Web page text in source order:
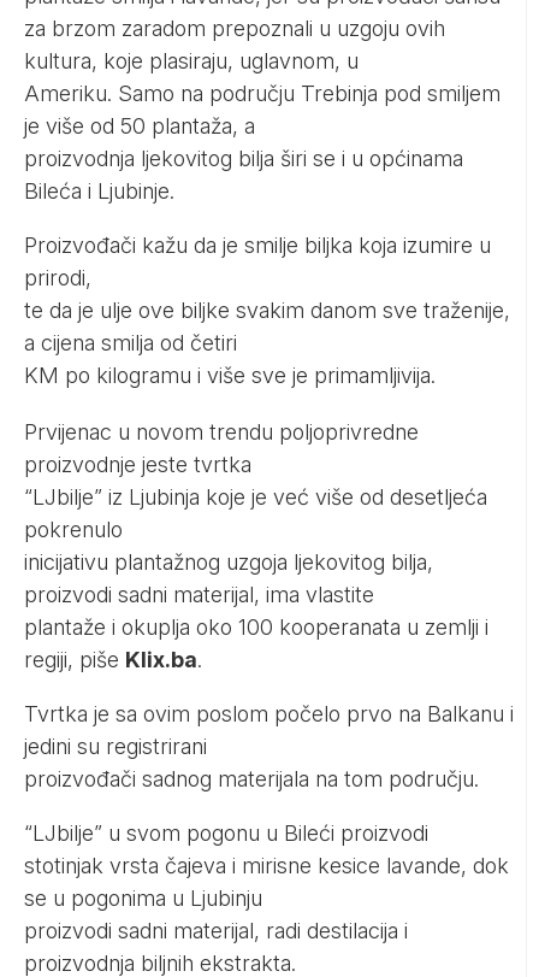
za brzom zaradom prepoznali u uzgoju ovih
kultura, koje plasiraju, uglavnom, u
Ameriku. Samo na području Trebinja pod smiljem
je više od 50 plantaža, a
proizvodnja ljekovitog bilja širi se i u općinama
Bileća i Ljubinje.
Proizvođači kažu da je smilje biljka koja izumire u
prirodi,
te da je ulje ove biljke svakim danom sve traženije,
a cijena smilja od četiri
KM po kilogramu i više sve je primamljivija.
Prvijenac u novom trendu poljoprivredne
proizvodnje jeste tvrtka
“LJbilje” iz Ljubinja koje je već više od desetljeća
pokrenulo
inicijativu plantažnog uzgoja ljekovitog bilja,
proizvodi sadni materijal, ima vlastite
plantaže i okuplja oko 100 kooperanata u zemlji i
regiji, piše Klix.ba.
Tvrtka je sa ovim poslom počelo prvo na Balkanu i
jedini su registrirani
proizvođači sadnog materijala na tom području.
“LJbilje” u svom pogonu u Bileći proizvodi
stotinjak vrsta čajeva i mirisne kesice lavande, dok
se u pogonima u Ljubinju
proizvodi sadni materijal, radi destilacija i
proizvodnja biljnih ekstrakta.